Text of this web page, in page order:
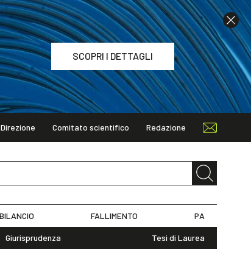
SCOPRI I DETTAGLI
Direzione Comitato scientifico Redazione
FALLIMENTO PA
Giurisprudenza Tesi di Laurea